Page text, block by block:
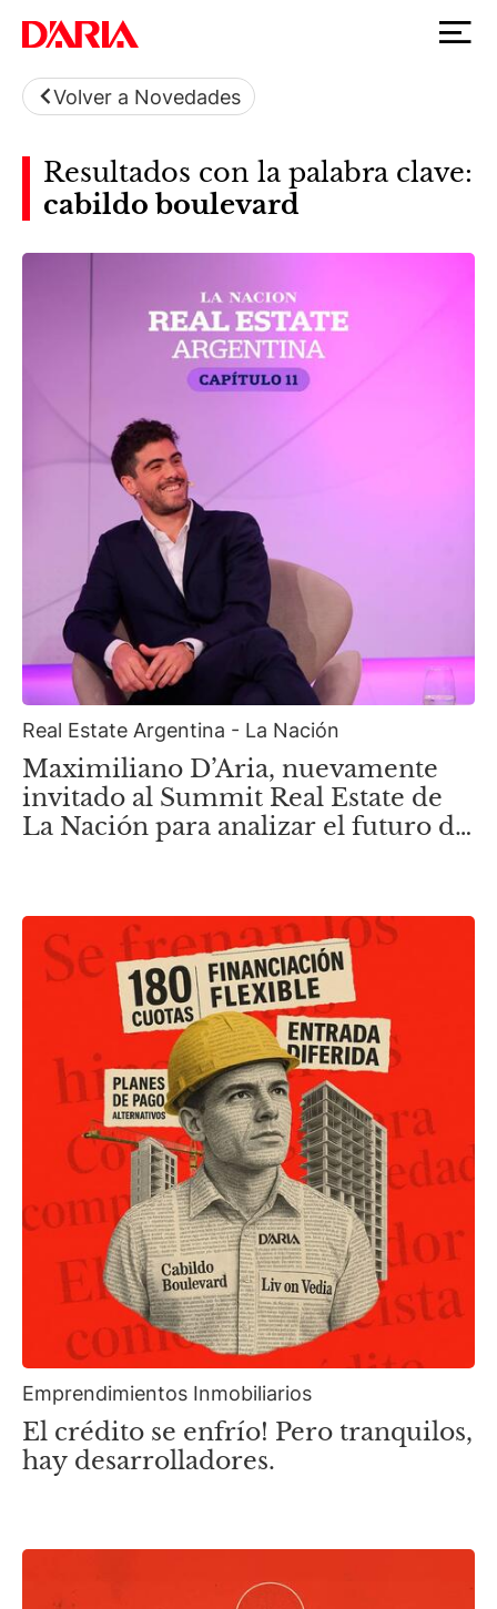
Volver a Novedades
Resultados con la palabra clave:
cabildo boulevard
Real Estate Argentina - La Nación
Maximiliano D’Aria, nuevamente
invitado al Summit Real Estate de
La Nación para analizar el futuro de
Emprendimientos Inmobiliarios
El crédito se enfrío! Pero tranquilos,
hay desarrolladores.